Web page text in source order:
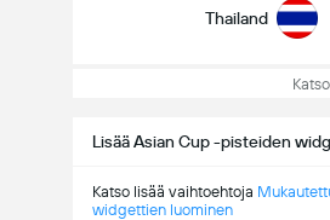
Thailand
Katso
Lisää Asian Cup -pisteiden
Katso lisää vaihtoehtoja
widgettien luominen